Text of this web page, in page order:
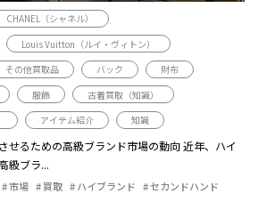
CHANEL（シャネル）
Louis Vuitton（ルイ・ヴィトン）
その他買取品 バック
財布
服飾
古着買取（知識）
アイテム紹介 知識
せるための高級ブランド市場の動向 近年、ハイ
級ブラ...
市場 買取 ハイブランド セカンドハンド